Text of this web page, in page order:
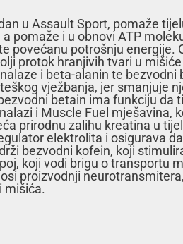
u Assault Sport, pomaže
pomaže i u obnovi ATP
povećanu potrošnju
protok hranjivih tvari u
i beta-alanin te
vježbanja, jer smanjuje
betain ima funkciju da
i Muscle Fuel
prirodnu zalihu kreatina u
elektrolita i osigurava
bezvodni kofein, koji
koji vodi brigu o transportu
proizvodnji
mišića.